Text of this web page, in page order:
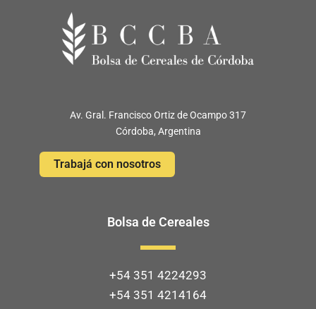
Av. Gral. Francisco Ortiz de Ocampo 317
Córdoba, Argentina
Trabajá con nosotros
Bolsa de Cereales
+54 351 4224293
+54 351 4214164